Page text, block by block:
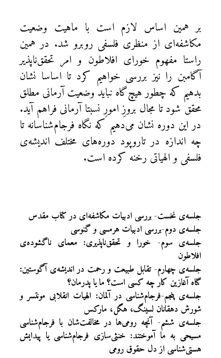
بر همین اساس لازم است با ماهیت وضعیت
مکاشفه‌ای از منظری فلسفی روبرو شد. در همین
راستا مفهوم خورای افلاطون و امر تحقق‌ناپذیر
آگامبن را نیز بررسی خواهیم کرد تا اساسا نشان
بدهیم که چطور هیچ‌گاه نباید وضعیت آرمانی مطلق
محقق شود تا مجال بروزِ امورِ نسبتا آرمانی فراهم آید.
در این دوره نشان می‌دهیم که نگاه فرجام‌شناسانه تا
چه اندازه در تاروپود دوره‌های مختلف اندیشه‌ی
فلسفی و الهیاتی رخنه کرده است.
جلسه‌ی نخست- بررسی ادبیات مکاشفه‌ای در کتاب مقدس
جلسه‌ی دوم-بررسی ادبیات هرمسی و گنوسی
جلسه‌ی سوم- خورا و تحقق‌ناپذیری: معمای ناگشوده‌ی
افلاطون
جلسه‌ی چهارم- تقابل طبیعت و رحمت در اندیشه‌ی آگوستین:
گناه آغازین کار چه کسی است؟ ما یا پدرمان؟
جلسه‌ی پنجم-فرجام‌شناسی در آلمان: الهیات انقلابی مونتسر و
شورش دهقانان لسینگ، هگل، مارکس
جلسه‌ی ششم- آنچه رومی‌ها در مخالفت‌شان با فرجام‌شناسی
مسیحی به ما آموختند: خنثی‌سازی فرجام‌شناسی یا پیدایش
هستی‌شناسی از دل حقوق رومی